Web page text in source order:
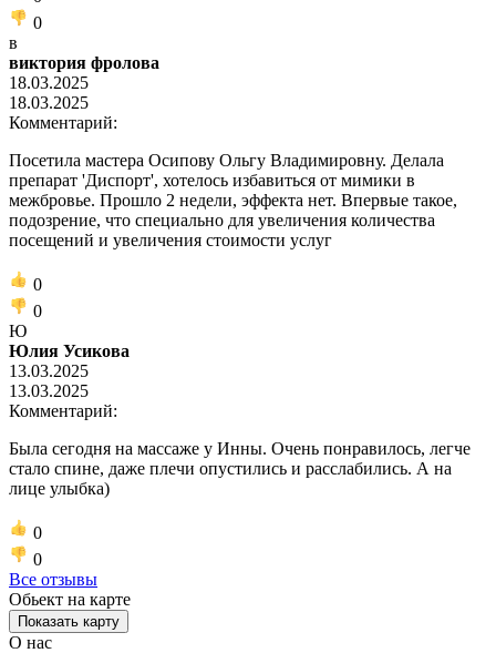
0
в
виктория фролова
18.03.2025
18.03.2025
Комментарий:
Посетила мастера Осипову Ольгу Владимировну. Делала
препарат 'Диспорт', хотелось избавиться от мимики в
межбровье. Прошло 2 недели, эффекта нет. Впервые такое,
подозрение, что специально для увеличения количества
посещений и увеличения стоимости услуг
0
0
Ю
Юлия Усикова
13.03.2025
13.03.2025
Комментарий:
Была сегодня на массаже у Инны. Очень понравилось, легче
стало спине, даже плечи опустились и расслабились. А на
лице улыбка)
0
0
Все отзывы
Обьект на карте
Показать карту
О нас